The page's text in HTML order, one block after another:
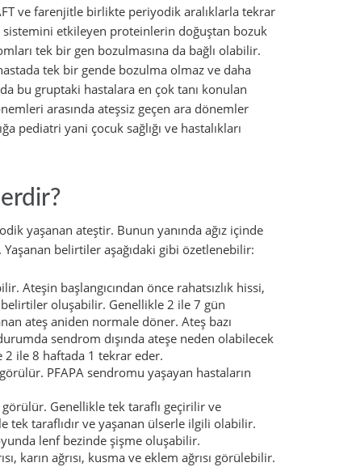
ve farenjitle birlikte periyodik aralıklarla tekrar
sistemini etkileyen proteinlerin doğuştan bozuk
tek bir gen bozulmasına da bağlı olabilir.
tek bir gende bozulma olmaz ve daha
bu gruptaki hastalara en çok tanı konulan
arasında ateşsiz geçen ara dönemler
pediatri yani çocuk sağlığı ve hastalıkları
yaşanan ateştir. Bunun yanında ağız içinde
belirtiler aşağıdaki gibi özetlenebilir:
Ateşin başlangıcından önce rahatsızlık hissi,
belirtiler oluşabilir. Genellikle 2 ile 7 gün
ateş aniden normale döner. Ateş bazı
sendrom dışında ateşe neden olabilecek
2 ile 8 haftada 1 tekrar eder.
PFAPA sendromu yaşayan hastaların
Genellikle tek taraflı geçirilir ve
taraflıdır ve yaşanan ülserle ilgili olabilir.
lenf bezinde şişme oluşabilir.
karın ağrısı, kusma ve eklem ağrısı görülebilir.